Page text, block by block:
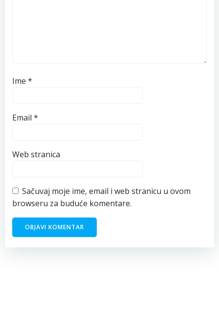
Ime *
Email *
Web stranica
Sačuvaj moje ime, email i web stranicu u ovom
browseru za buduće komentare.